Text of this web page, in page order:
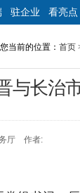
驻企业 看亮点
您当前的位置： 首页
与长治
厅 作者: